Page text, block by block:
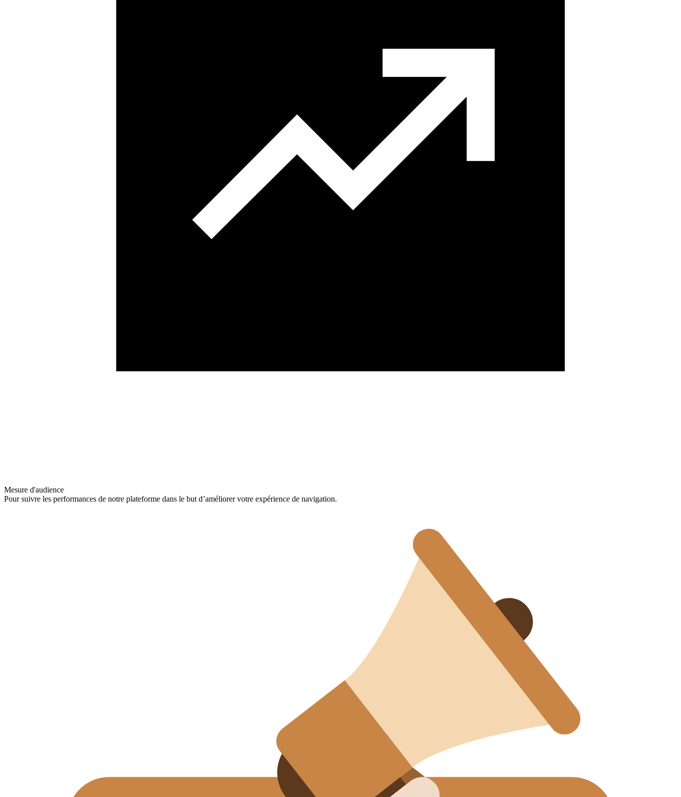
Mesure d'audience
Pour suivre les performances de notre plateforme dans le but d’améliorer votre expérience de navigation.